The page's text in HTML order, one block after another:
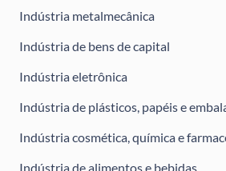
Indústria metalmecânica
Indústria de bens de capital
Indústria eletrônica
Indústria de plásticos, papéis e
Indústria cosmética, química e
Indústria de alimentos e bebidas